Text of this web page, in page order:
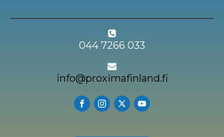
044 7266 033
info@proximafinland.fi